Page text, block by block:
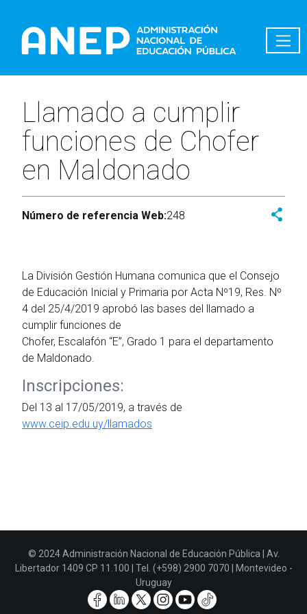
Llamado a cumplir
funciones de Chofer
en Maldonado
Número de referencia Web:248
La División Gestión Humana comunica que el Consejo
de Educación Inicial y Primaria por Acta Nº19, Res. Nº
4 del 25/4/2019 aprobó las bases del llamado a
cumplir funciones de
Chofer, Escalafón “E”, Grado 1 para el departamento
de Maldonado.
Inscripciones:
Del 13 al 17/05/2019, a través de
www.ceip.edu.uy/llamados
© 2024 Administración Nacional de Educación Pública | Av.
Libertador 1409 CP 11.100 | Tel. (+598) 2900 7070 | Montevideo -
Uruguay